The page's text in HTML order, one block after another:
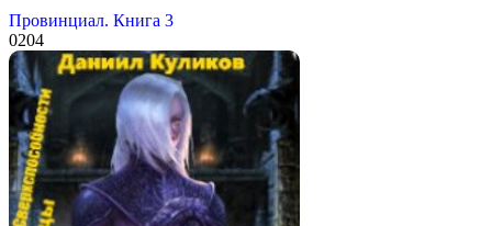
Провинциал. Книга 3
0204